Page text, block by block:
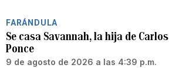
FARÁNDULA
Se casa Savannah, la hija de Carlos
Ponce
9 de agosto de 2026 a las 4:39 p.m.